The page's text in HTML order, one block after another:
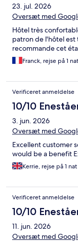
23. jul. 2026
Oversæt med
Hôtel très
patron de l'hôtel est
recommande cet
Franck, rejse på 1 nat
Verificeret anmeldelse
10/10
3. jun. 2026
Oversæt med
Excellent customer
would be a benefit
Kerrie, rejse på 1 nat
Verificeret anmeldelse
10/10
11. jun. 2026
Oversæt med